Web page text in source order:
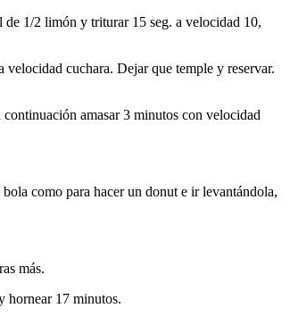
de 1/2 limón y triturar 15 seg. a velocidad 10,
cuchara. Dejar que temple y reservar.
amasar 3 minutos con velocidad
como para hacer un donut e ir levantándola,
más.
hornear 17 minutos.